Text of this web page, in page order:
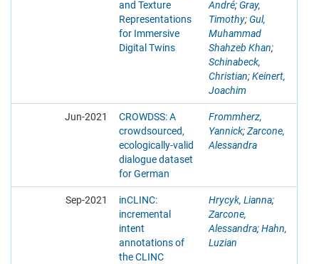
and Texture
Representations
for Immersive
Digital Twins
André;Gray,
Timothy;Gul,
Muhammad
Shahzeb Khan;
Schinabeck,
Christian;Keinert,
Joachim
Jun-2021
CROWDSS: A
crowdsourced,
ecologically-valid
dialogue dataset
for German
Frommherz,
Yannick;Zarcone,
Alessandra
Sep-2021
inCLINC:
incremental
intent
annotations of
the CLINC
Hrycyk, Lianna;
Zarcone,
Alessandra;Hahn,
Luzian